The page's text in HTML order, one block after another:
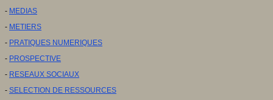
- MEDIAS
- METIERS
- PRATIQUES NUMERIQUES
- PROSPECTIVE
- RESEAUX SOCIAUX
- SELECTION DE RESSOURCES